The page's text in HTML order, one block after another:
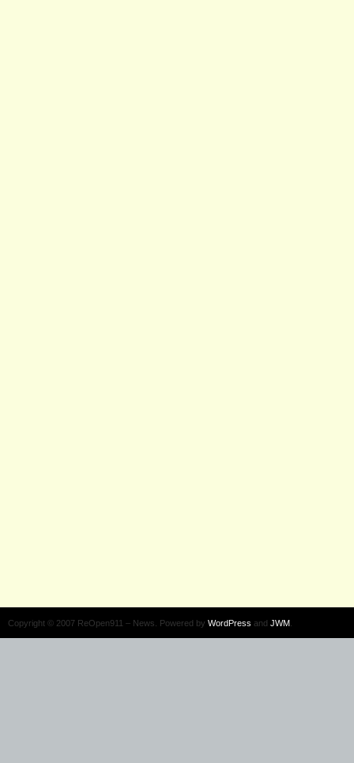
Copyright © 2007 ReOpen911 – News. Powered by WordPress and JWM